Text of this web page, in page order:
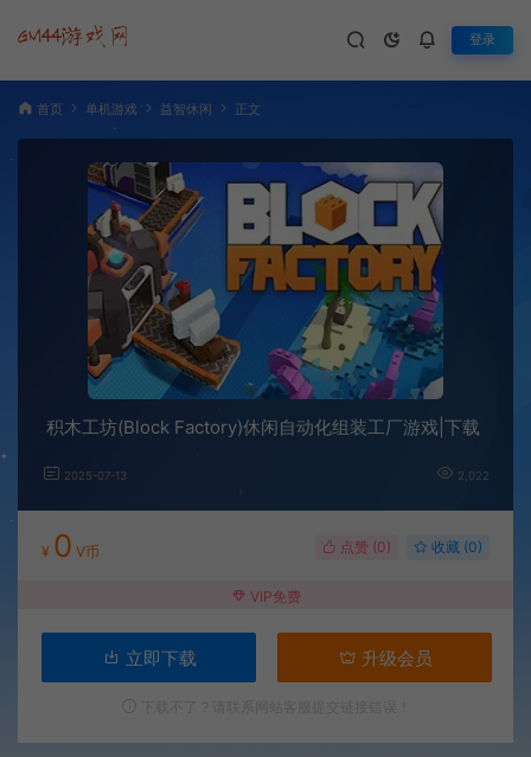
登录
首页 单机游戏 益智休闲 正文
积木工坊(Block Factory)休闲自动化组装工厂游戏|下载
2025-07-13 2,022
¥ 0 V币 点赞 (0) 收藏 (0)
VIP免费
立即下载 升级会员